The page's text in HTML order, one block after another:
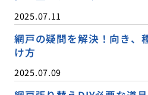
2025.07.11
網戸の疑問を解決！向き、
け方
2025.07.09